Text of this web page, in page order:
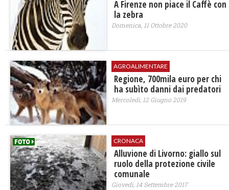
A Firenze non piace il Caffè con
la zebra
Domenica, 11 Ottobre 2020
AGROALIMENTARE
Regione, 700mila euro per chi
ha subìto danni dai predatori
Mercoledì, 12 Giugno 2019
CRONACA
Alluvione di Livorno: giallo sul
ruolo della protezione civile
comunale
Giovedì, 14 Settembre 2017